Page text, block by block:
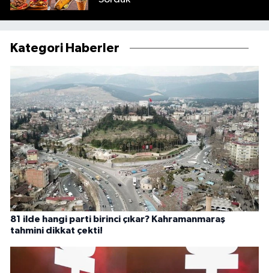
Kategori Haberler
81 ilde hangi parti birinci çıkar? Kahramanmaraş
tahmini dikkat çekti!